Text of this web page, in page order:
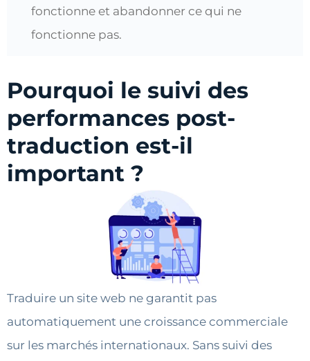
fonctionne et abandonner ce qui ne
fonctionne pas.
Pourquoi le suivi des
performances post-
traduction est-il
important ?
Traduire un site web ne garantit pas
automatiquement une croissance commerciale
sur les marchés internationaux. Sans suivi des